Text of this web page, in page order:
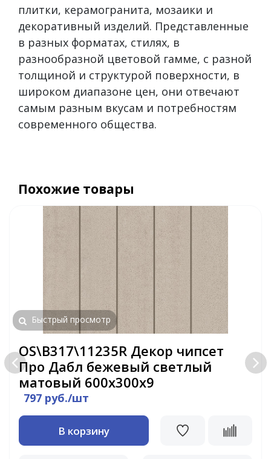
плитки, керамогранита, мозаики и
декоративный изделий. Представленные
в разных форматах, стилях, в
разнообразной цветовой гамме, с разной
толщиной и структурой поверхности, в
широком диапазоне цен, они отвечают
самым разным вкусам и потребностям
современного общества.
Похожие товары
Быстрый просмотр
OS\B317\11235R Декор чипсет
Про Дабл бежевый светлый
матовый 600х300х9
797 руб./шт
В корзину